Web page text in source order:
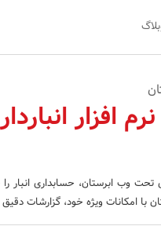
افزار
تحت وب ابرستان، حسابداری انبار
با امکانات ویژه خود، گزارشات دقیق